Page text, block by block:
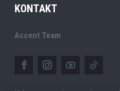
KONTAKT
Accent Team